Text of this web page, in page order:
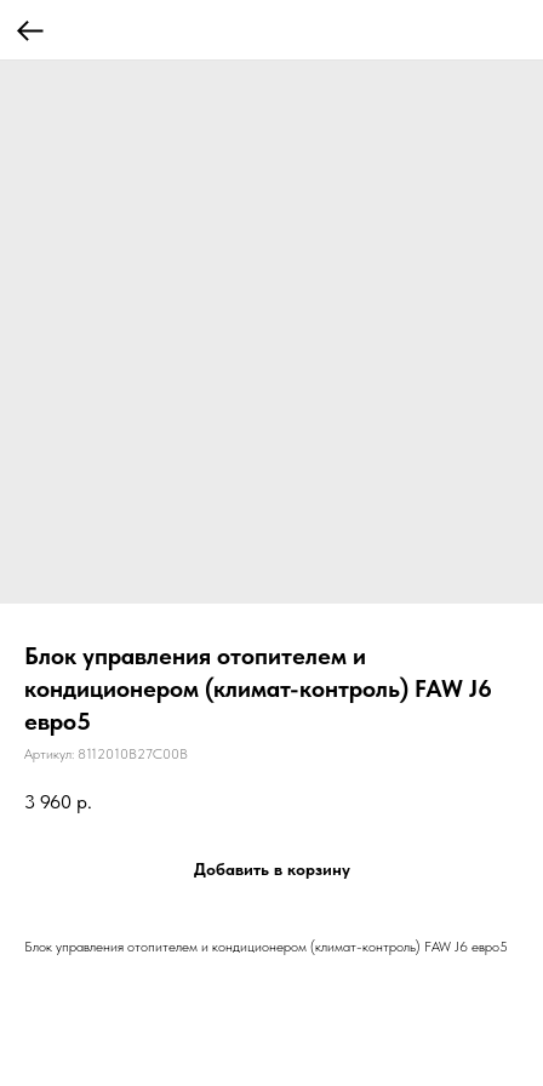
Блок управления отопителем и
кондиционером (климат-контроль) FAW J6
евро5
Артикул: 8112010B27C00B
3 960 р.
Добавить в корзину
Блок управления отопителем и кондиционером (климат-контроль) FAW J6 евро5